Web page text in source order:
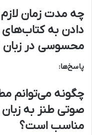
چه مدت زمان
دادن به
محسوسی در زبان
پاسخ‌ها:
چگونه می‌توانم
صوتی طنز به
مناسب است؟